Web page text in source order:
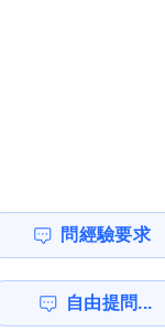
問經驗要求
自由提問...